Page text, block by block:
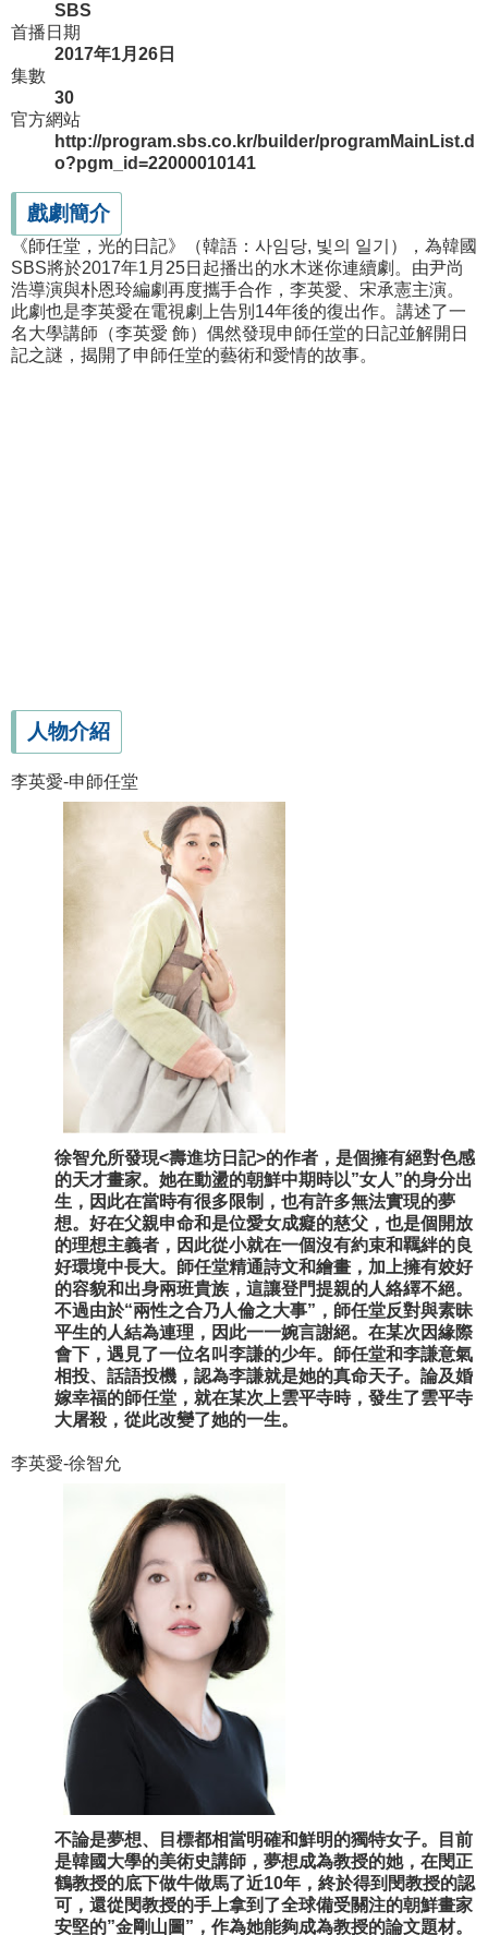
SBS
首播日期
2017年1月26日
集數
30
官方網站
http://program.sbs.co.kr/builder/programMainList.d
o?pgm_id=22000010141
戲劇簡介
《師任堂，光的日記》（韓語：사임당, 빛의 일기），為韓國
SBS將於2017年1月25日起播出的水木迷你連續劇。由尹尚
浩導演與朴恩玲編劇再度攜手合作，李英愛、宋承憲主演。
此劇也是李英愛在電視劇上告別14年後的復出作。講述了一
名大學講師（李英愛 飾）偶然發現申師任堂的日記並解開日
記之謎，揭開了申師任堂的藝術和愛情的故事。
人物介紹
李英愛-申師任堂
徐智允所發現<壽進坊日記>的作者，是個擁有絕對色感
的天才畫家。她在動盪的朝鮮中期時以”女人”的身分出
生，因此在當時有很多限制，也有許多無法實現的夢
想。好在父親申命和是位愛女成癡的慈父，也是個開放
的理想主義者，因此從小就在一個沒有約束和羈絆的良
好環境中長大。師任堂精通詩文和繪畫，加上擁有姣好
的容貌和出身兩班貴族，這讓登門提親的人絡繹不絕。
不過由於“兩性之合乃人倫之大事”，師任堂反對與素昧
平生的人結為連理，因此一一婉言謝絕。在某次因緣際
會下，遇見了一位名叫李謙的少年。師任堂和李謙意氣
相投、話語投機，認為李謙就是她的真命天子。論及婚
嫁幸福的師任堂，就在某次上雲平寺時，發生了雲平寺
大屠殺，從此改變了她的一生。
李英愛-徐智允
不論是夢想、目標都相當明確和鮮明的獨特女子。目前
是韓國大學的美術史講師，夢想成為教授的她，在閔正
鶴教授的底下做牛做馬了近10年，終於得到閔教授的認
可，還從閔教授的手上拿到了全球備受關注的朝鮮畫家
安堅的”金剛山圖”，作為她能夠成為教授的論文題材。